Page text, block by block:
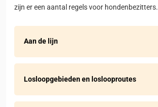
zijn er een aantal regels voor hondenbezitters.
Aan de lijn
Losloopgebieden en loslooproutes